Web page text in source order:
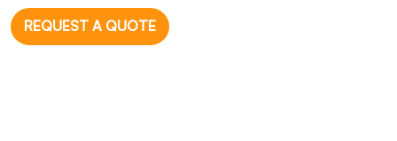
REQUEST A QUOTE